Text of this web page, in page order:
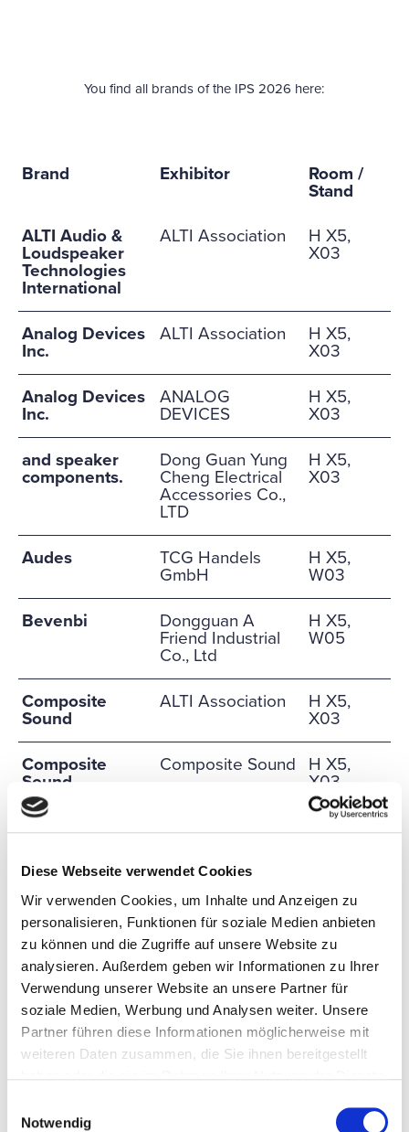
Diese Webseite verwendet Cookies
Wir verwenden Cookies, um Inhalte und Anzeigen zu
personalisieren, Funktionen für soziale Medien anbieten
zu können und die Zugriffe auf unsere Website zu
analysieren. Außerdem geben wir Informationen zu Ihrer
Verwendung unserer Website an unsere Partner für
soziale Medien, Werbung und Analysen weiter. Unsere
Partner führen diese Informationen möglicherweise mit
weiteren Daten zusammen, die Sie ihnen bereitgestellt
Notwendig
You find all brands of the IPS 2026 here:
Brand Exhibitor
Room /
Stand
ALTI Audio &
Loudspeaker
Technologies
International
ALTI Association
H X5,
X03
Analog Devices
Inc.
ALTI Association
H X5,
X03
Analog Devices
Inc.
ANALOG
DEVICES
H X5,
X03
and speaker
components.
Dong Guan Yung
Cheng Electrical
Accessories Co.,
LTD
H X5,
X03
Audes
TCG Handels
GmbH
H X5,
W03
Bevenbi
Dongguan A
Friend Industrial
Co., Ltd
H X5,
W05
Composite
Sound
ALTI Association
H X5,
X03
Composite
Sound
Composite Sound
H X5,
X03
Dinaburg
ALTI Association
H X5,
Dong Guan
Young Chen Ltd
ALTI Association
H X5,
X03
DR. KURT
MÜLLER
DR. KURT
MÜLLER GmbH &
Co. KG
H X5,
W09
dust caps
Dong Guan Yung
Cheng Electrical
H X5,
X03